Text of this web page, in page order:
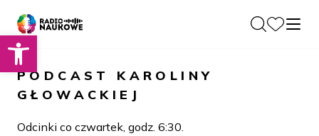
Otwórz pasek narzędzi
O nas
O Radiu
Zespół
Dla Naukowców
Podcasty
PODCAST
KAROLINY
GŁOWACKIEJ
Odcinki co czwartek, godz. 6:30.